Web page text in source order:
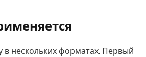
в нескольких форматах. Первый